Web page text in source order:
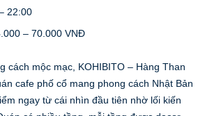
22:00
– 70.000 VNĐ
cách mộc mạc, KOHIBITO – Hàng Than
cafe phố cổ mang phong cách Nhật Bản
ngay từ cái nhìn đầu tiên nhờ lối kiến